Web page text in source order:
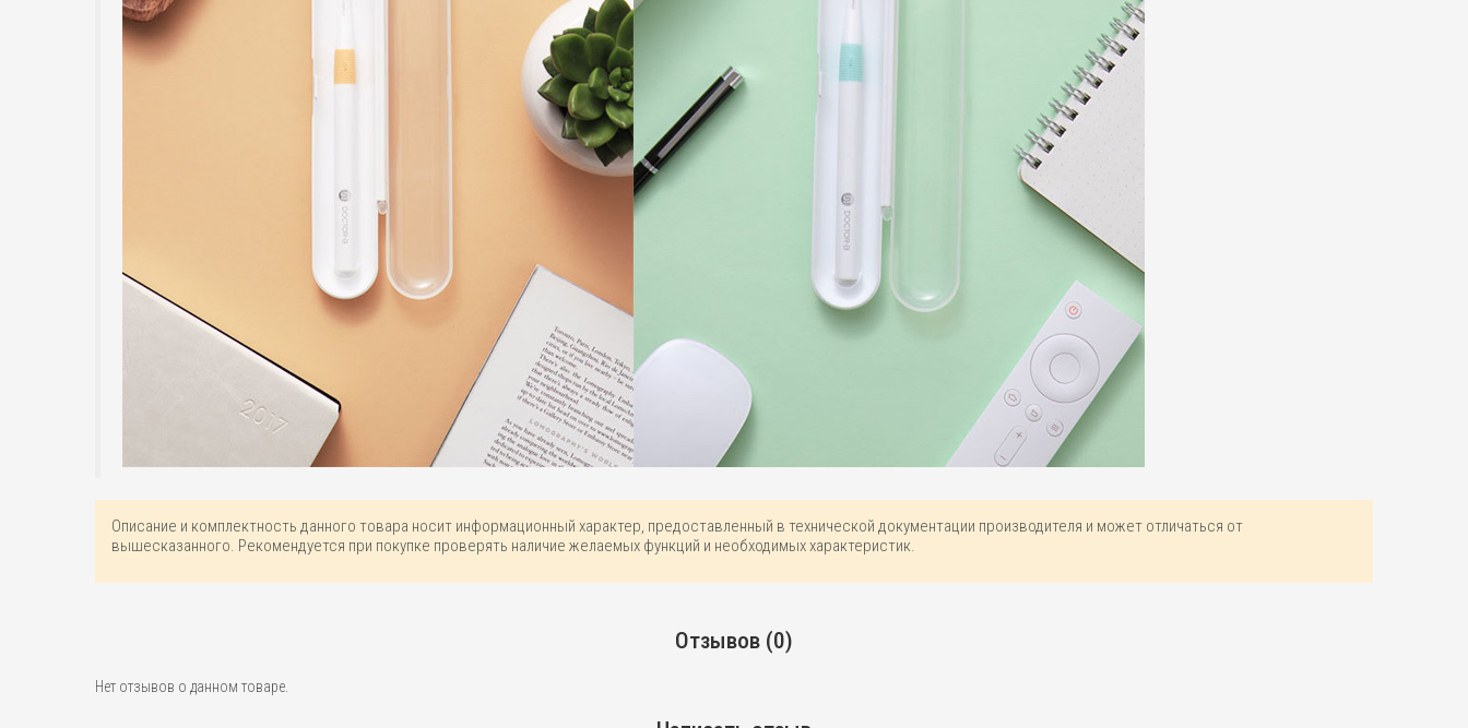
Описание и комплектность данного товара носит информационный характер, предоставленный в технической документации производителя и может отличаться от
вышесказанного. Рекомендуется при покупке проверять наличие желаемых функций и необходимых характеристик.
Отзывов (0)
Нет отзывов о данном товаре.